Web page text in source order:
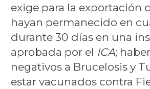
exige para la exportación
hayan permanecido en
durante 30 días en una
aprobada por el ICA;
negativos a Brucelosis y
estar vacunados contra